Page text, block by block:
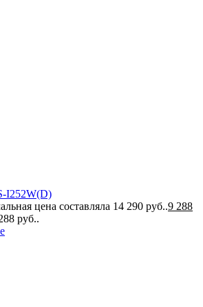
I252W(D)
цена составляла 14 290 руб..9 288
руб..